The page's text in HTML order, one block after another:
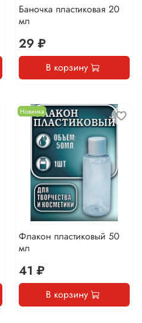
Баночка пластиковая 20
мл
29 ₽
В корзину
Новинка
Флакон пластиковый 50
мл
41 ₽
В корзину